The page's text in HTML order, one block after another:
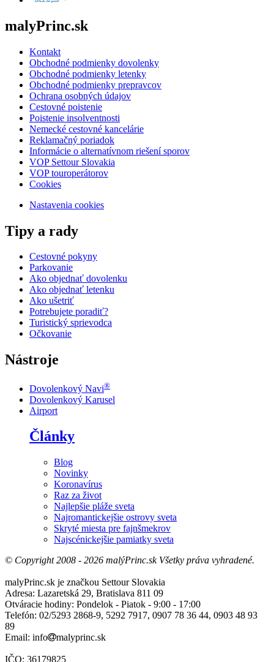
malyPrinc.sk
Kontakt
Obchodné podmienky dovolenky
Obchodné podmienky letenky
Obchodné podmienky prepravcov
Ochrana osobných údajov
Cestovné poistenie
Poistenie insolventnosti
Nemecké cestovné kancelárie
Reklamačný poriadok
Informácie o alternatívnom riešení sporov
VOP Settour Slovakia
VOP touroperátorov
Cookies
Nastavenia cookies
Tipy a rady
Cestovné pokyny
Parkovanie
Ako objednať dovolenku
Ako objednať letenku
Ako ušetriť
Potrebujete poradiť?
Turistický sprievodca
Očkovanie
Nástroje
Dovolenkový Navi®
Dovolenkový Karusel
Airport
Články
Blog
Novinky
Koronavírus
Raz za život
Najlepšie pláže sveta
Najromantickejšie ostrovy sveta
Skryté miesta pre fajnšmekrov
Najscénickejšie pamiatky sveta
© Copyright 2008 - 2026 malýPrinc.sk Všetky práva vyhradené.
malyPrinc.sk je značkou Settour Slovakia
Adresa: Lazaretská 29, Bratislava 811 09
Otváracie hodiny: Pondelok - Piatok - 9:00 - 17:00
Telefón: 02/5293 2868-9, 5292 7917, 0907 78 36 44, 0903 48 93
89
Email: info
malyprinc.sk
IČO: 36179825